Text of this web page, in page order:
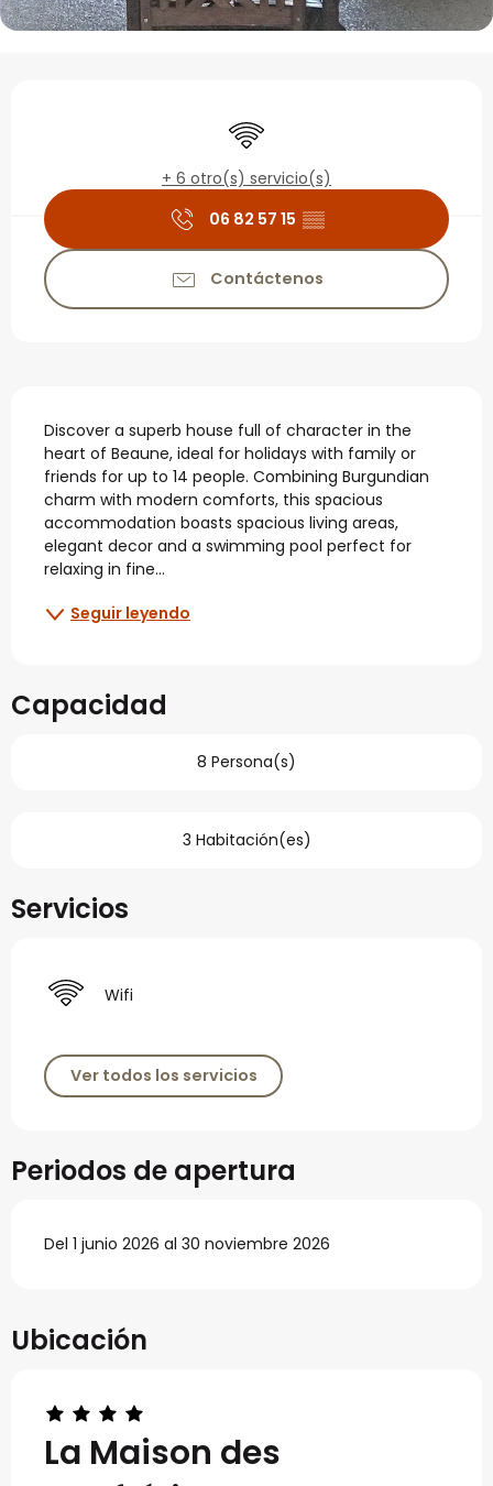
Horarios y datos de
Wifi
+ 6 otro(s) servicio(s)
06 82 57 15 ▒▒
Contáctenos
Descripción
Discover a superb house full of character in the
heart of Beaune, ideal for holidays with family or
friends for up to 14 people. Combining Burgundian
charm with modern comforts, this spacious
accommodation boasts spacious living areas,
elegant decor and a swimming pool perfect for
relaxing in fine...
Seguir leyendo
Capacidad
8 Persona(s)
3 Habitación(es)
Servicios
Wifi
Ver todos los servicios
Periodos de apertura
Del 1 junio 2026 al 30 noviembre 2026
Ubicación
La Maison des